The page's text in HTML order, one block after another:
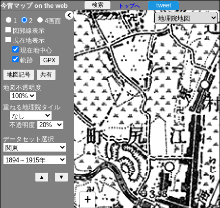
> tweet
今昔マップ on the web トップへ
+
1 2
4画面
図郭線表示
現在地表示
現在地中心
軌跡
地図不透明度
重ねる地理院タイル
不透明度
データセット選択